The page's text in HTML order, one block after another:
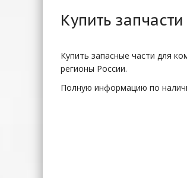
Купить
Купить запасные части для
регионы России.
Полную информацию по